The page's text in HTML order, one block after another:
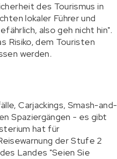
des Tourismus in
lokaler Führer und
also geh nicht hin".
Risiko, dem Touristen
werden.
Carjackings, Smash-and-
Spaziergängen - es gibt
hat für
der Stufe 2
Landes "Seien Sie